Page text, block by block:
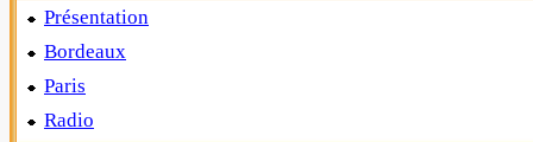
Présentation
Bordeaux
Paris
Radio